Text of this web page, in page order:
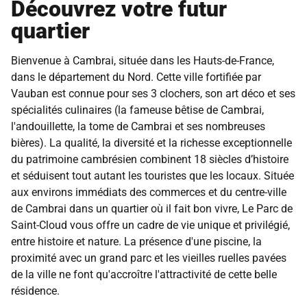
Découvrez votre futur
quartier
Bienvenue à Cambrai, située dans les Hauts-de-France,
dans le département du Nord. Cette ville fortifiée par
Vauban est connue pour ses 3 clochers, son art déco et ses
spécialités culinaires (la fameuse bêtise de Cambrai,
l'andouillette, la tome de Cambrai et ses nombreuses
bières). La qualité, la diversité et la richesse exceptionnelle
du patrimoine cambrésien combinent 18 siècles d’histoire
et séduisent tout autant les touristes que les locaux. Située
aux environs immédiats des commerces et du centre-ville
de Cambrai dans un quartier où il fait bon vivre, Le Parc de
Saint-Cloud vous offre un cadre de vie unique et privilégié,
entre histoire et nature. La présence d'une piscine, la
proximité avec un grand parc et les vieilles ruelles pavées
de la ville ne font qu'accroître l'attractivité de cette belle
résidence.